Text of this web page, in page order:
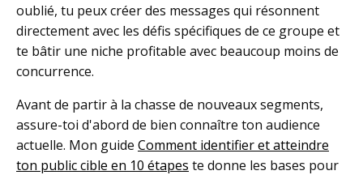
oublié, tu peux créer des messages qui résonnent
directement avec les défis spécifiques de ce groupe et
te bâtir une niche profitable avec beaucoup moins de
concurrence.
Avant de partir à la chasse de nouveaux segments,
assure-toi d'abord de bien connaître ton audience
actuelle. Mon guide Comment identifier et atteindre
ton public cible en 10 étapes te donne les bases pour